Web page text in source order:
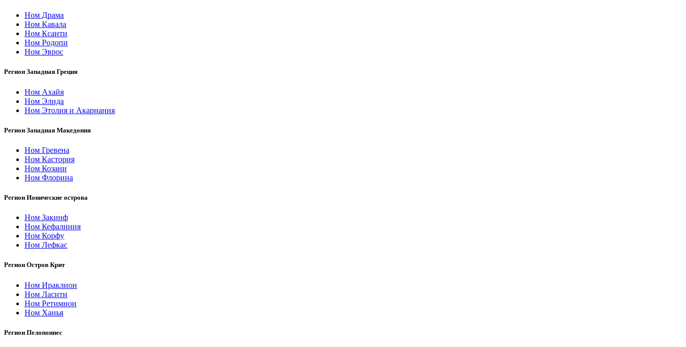
Ном Драма
Ном Кавала
Ном Ксанти
Ном Родопи
Ном Эврос
Регион Западная Греция
Ном Ахайя
Ном Элида
Ном Этолия и Акарнания
Регион Западная Македония
Ном Гревена
Ном Кастория
Ном Козани
Ном Флорина
Регион Ионические острова
Ном Закинф
Ном Кефалиния
Ном Корфу
Ном Лефкас
Регион Остров Крит
Ном Ираклион
Ном Ласити
Ном Ретимнон
Ном Ханья
Регион Пелопоннес